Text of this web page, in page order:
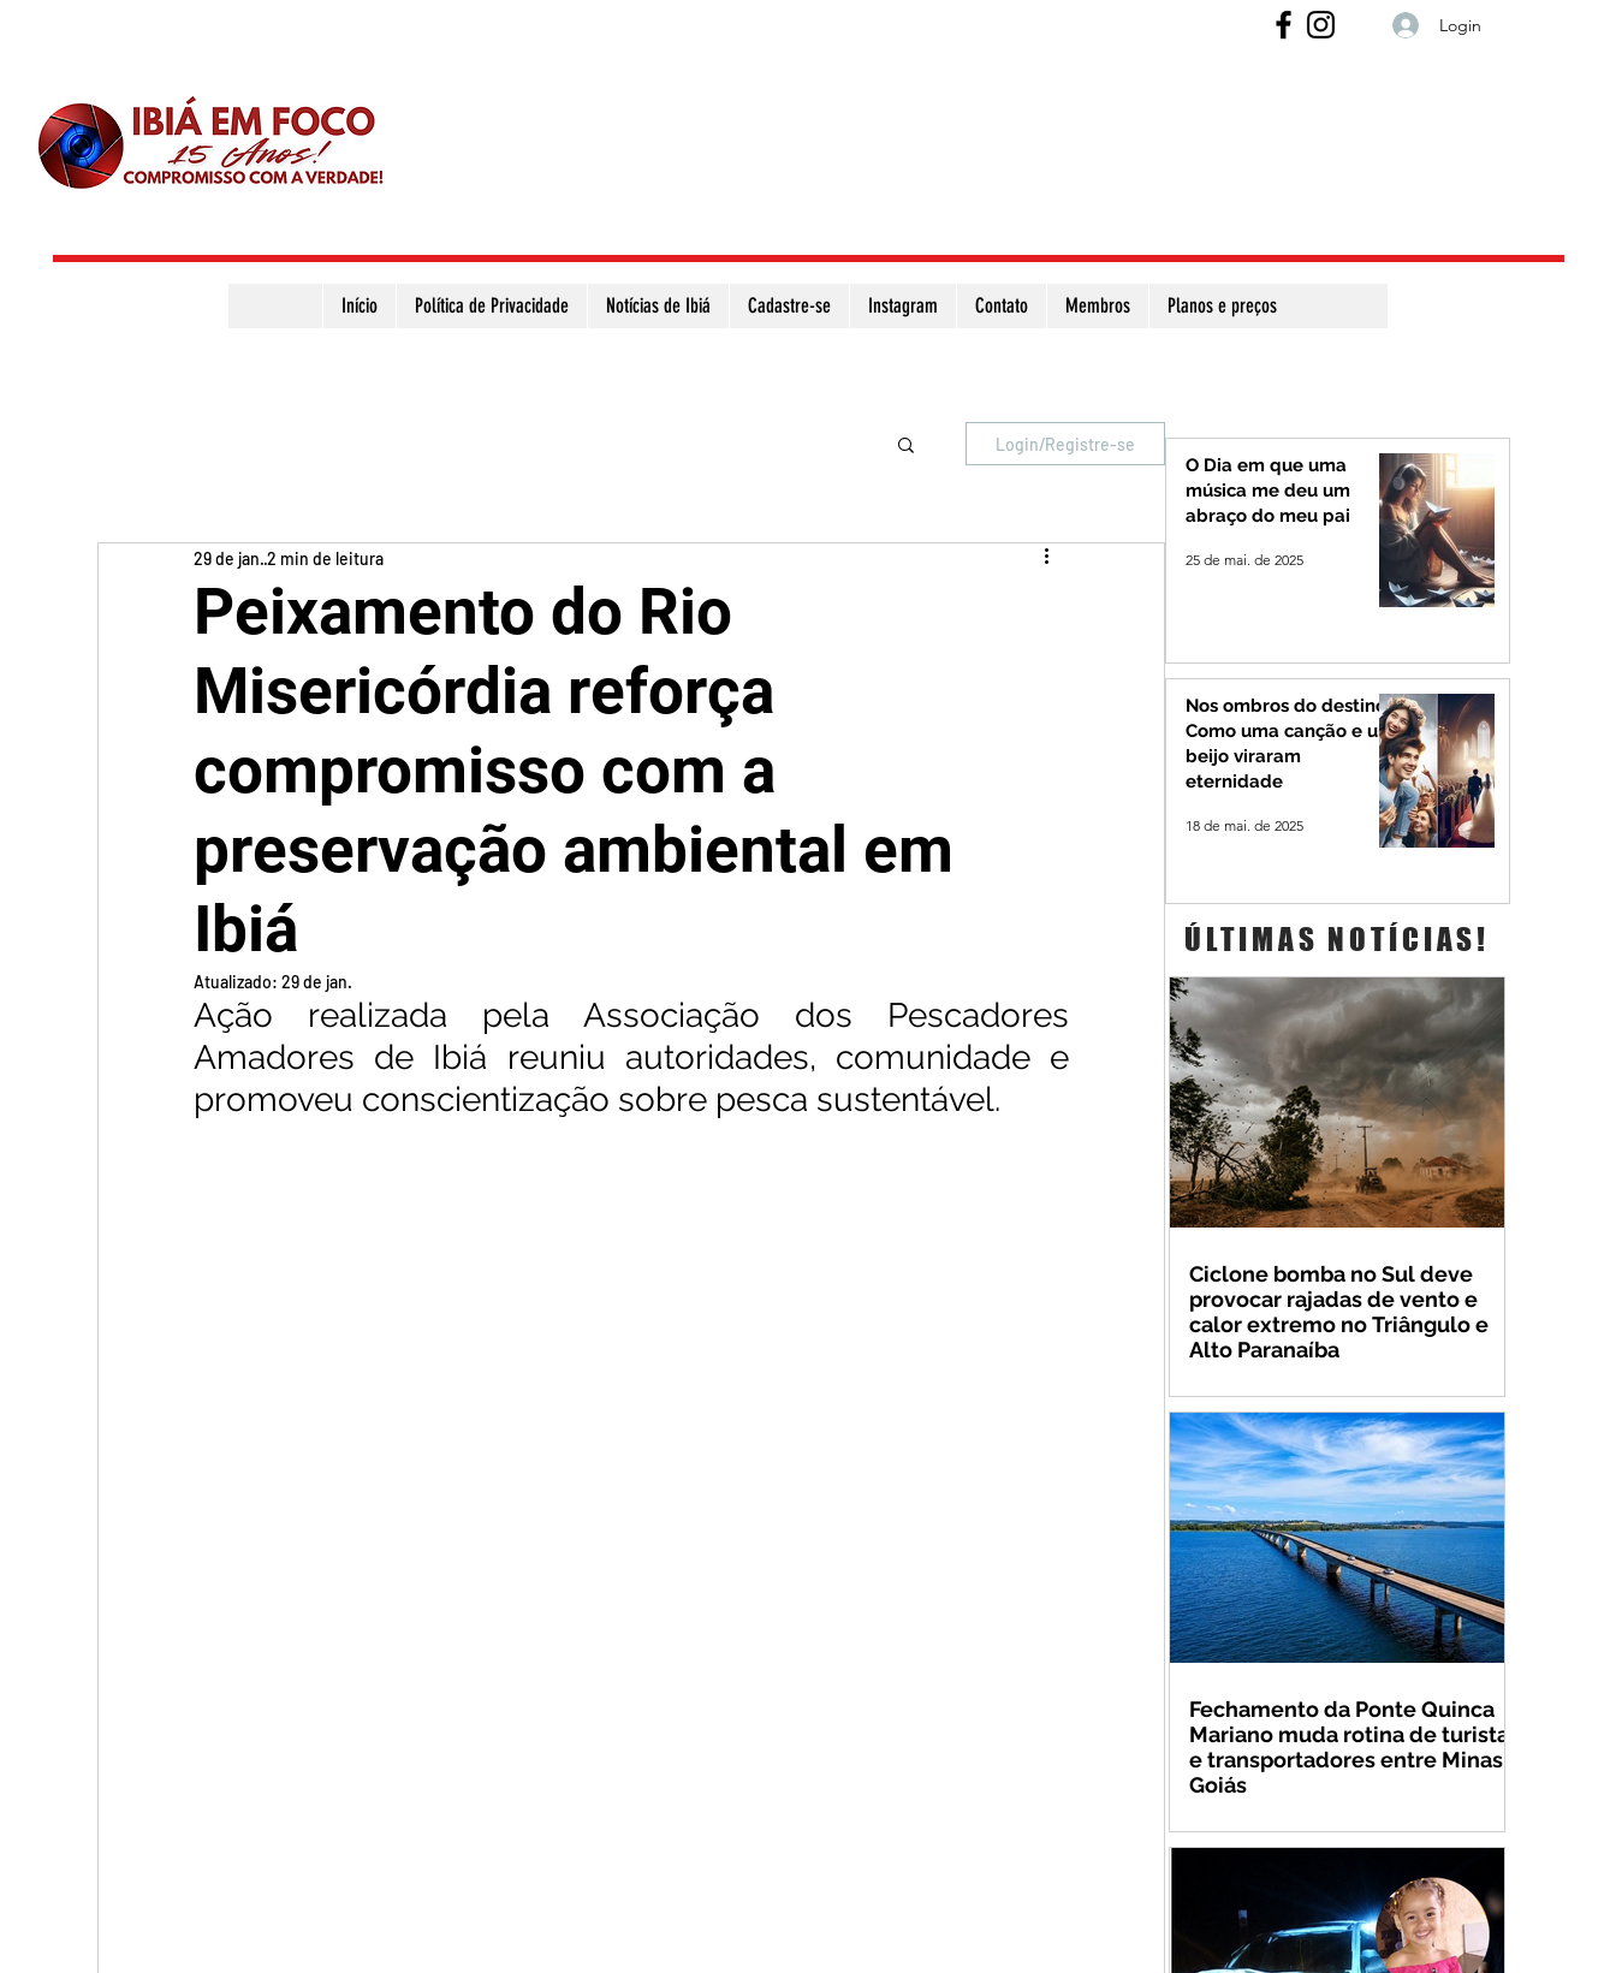
Login
Início Política de Privacidade Notícias de Ibiá Cadastre-se Instagram Contato Membros Planos e preços
Login/Registre-se
Peixamento do Rio
Misericórdia reforça
compromisso com a
preservação ambiental em
Ibiá
29 de jan.2 min de leitura
Atualizado: 29 de jan.
Ação realizada pela Associação dos Pescadores
Amadores de Ibiá reuniu autoridades, comunidade e
promoveu conscientização sobre pesca sustentável.
O Dia em que uma
música me deu um
abraço do meu pai
25 de mai. de 2025
Nos ombros do destino:
Como uma canção e um
beijo viraram
eternidade
18 de mai. de 2025
ÚLTIMAS NOTÍCIAS!
Ciclone bomba no Sul deve
provocar rajadas de vento e
calor extremo no Triângulo e
Alto Paranaíba
Fechamento da Ponte Quinca
Mariano muda rotina de turistas
e transportadores entre Minas e
Goiás